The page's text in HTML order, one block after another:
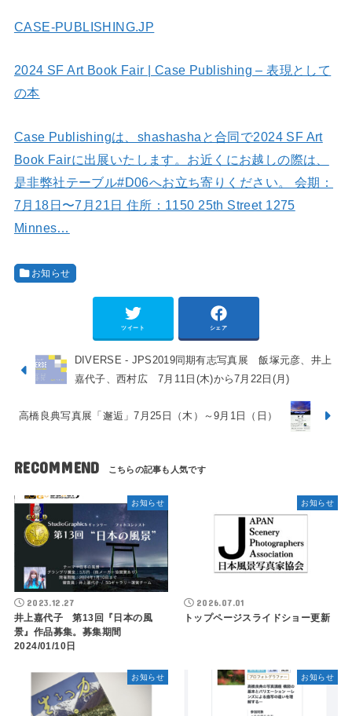
CASE-PUBLISHING.JP
2024 SF Art Book Fair | Case Publishing – 表現として
の本
Case Publishingは、shashashaと合同で2024 SF Art
Book Fairに出展いたします。お近くにお越しの際は、
是非弊社テーブル#D06へお立ち寄りください。 会期：
7月18日〜7月21日 住所：1150 25th Street 1275
Minnes…
お知らせ
ツイート シェア
DIVERSE - JPS2019同期有志写真展 飯塚元彦、井上
嘉代子、西村広 7月11日(木)から7月22日(月)
高橋良典写真展「邂逅」7月25日（木）～9月1日（日）
RECOMMEND
お知らせ
2023.12.27
井上嘉代子 第13回『日本の風
景』作品募集。募集期間
2024/01/10日
お知らせ
2026.07.01
トップページスライドショー更新
お知らせ お知らせ